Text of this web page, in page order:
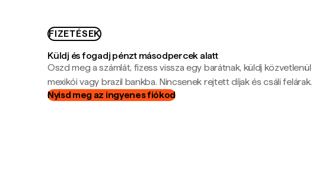
FIZETÉSEK
Küldj és fogadj pénzt másodpercek alatt
Oszd meg a számlát, fizess vissza egy barátnak, küldj közvetlenül
mexikói vagy brazil bankba. Nincsenek rejtett díjak és csáli felárak.
Nyisd meg az ingyenes fiókod